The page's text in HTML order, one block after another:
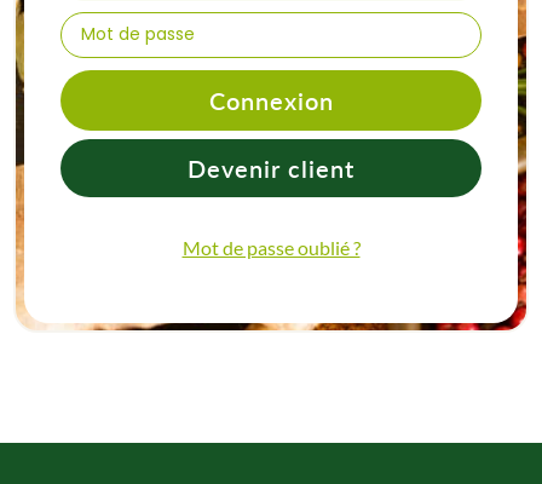
Connexion
Devenir client
Mot de passe oublié ?